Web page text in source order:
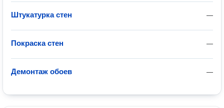
—
Штукатурка стен
—
Покраска стен
—
Демонтаж обоев